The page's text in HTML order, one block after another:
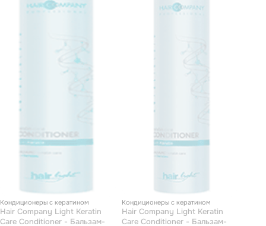
Кондиционеры с кератином
Hair Company Light Keratin
Care Conditioner - Бальзам-
Кондиционеры с кератином
Hair Company Light Keratin
Care Conditioner - Бальзам-